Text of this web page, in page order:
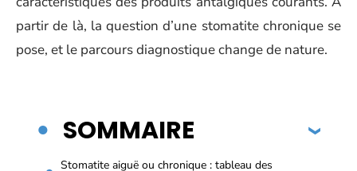
partir de là, la question d’une stomatite chronique se
pose, et le parcours diagnostique change de nature.
SOMMAIRE
Stomatite aiguë ou chronique : tableau des